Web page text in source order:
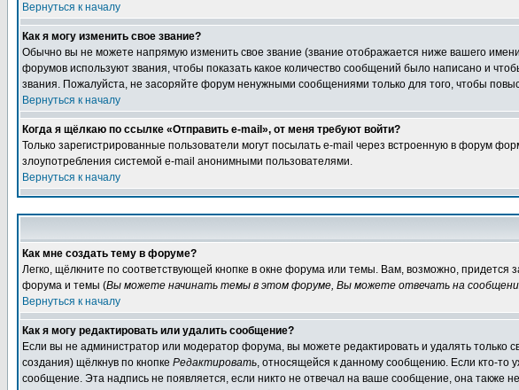
Вернуться к началу
Как я могу изменить свое звание?
Обычно вы не можете напрямую изменить свое звание (звание отображается ниже вашего
форумов используют звания, чтобы показать какое количество сообщений было написано и
звания. Пожалуйста, не засоряйте форум ненужными сообщениями только для того, чтобы
Вернуться к началу
Когда я щёлкаю по ссылке «Отправить e-mail», от меня требуют войти?
Только зарегистрированные пользователи могут посылать e-mail через встроенную в форум
злоупотребления системой e-mail анонимными пользователями.
Вернуться к началу
Как мне создать тему в форуме?
Легко, щёлкните по соответствующей кнопке в окне форума или темы. Вам, возможно,
форума и темы (Вы можете начинать темы в этом форуме, Вы можете отвечать на
Вернуться к началу
Как я могу редактировать или удалить сообщение?
Если вы не администратор или модератор форума, вы можете редактировать и удалять
создания) щёлкнув по кнопке Редактировать, относящейся к данному сообщению. Если кто-то
сообщение. Эта надпись не появляется, если никто не отвечал на ваше сообщение, она также